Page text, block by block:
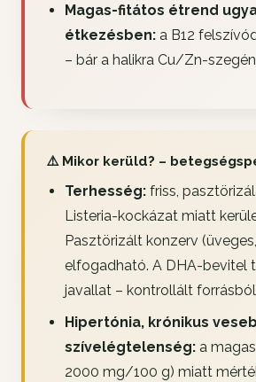
Magas-fitátos étrend
étkezésben:a B12
– bár a halikra Cu/Zn-
⚠️ Mikor kerüld? –
Terhesség:friss,
Listeria-kockázat miatt
Pasztörizált konzerv
elfogadható. A DHA-bevitel
javallat – kontrollált forrásból
Hipertónia, krónikus
szívelégtelenség:a
2000 mg/100 g) miatt